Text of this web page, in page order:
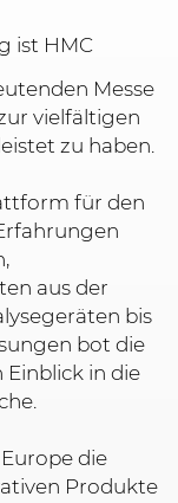
ist HMC
Messe
vielfältigen
zu haben.
für den
aus der
bis
bot die
Einblick in die
die
Produkte